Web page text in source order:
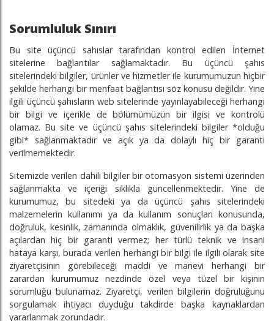
Sorumluluk Sınırı
Bu site üçüncü sahıslar tarafından kontrol edilen İnternet
sitelerine bağlantılar sağlamaktadır. Bu üçüncü şahıs
sitelerindeki bilgiler, ürünler ve hizmetler ile kurumumuzun hiçbir
şekilde herhangi bir menfaat bağlantısı söz konusu değildir. Yine
ilgili üçüncü şahısların web sitelerinde yayınlayabileceği herhangi
bir bilgi ve içerikle de bölümümüzün bir ilgisi ve kontrolü
olamaz. Bu site ve üçüncü şahıs sitelerindeki bilgiler *olduğu
gibi* sağlanmaktadır ve açık ya da dolaylı hiç bir garanti
verilmemektedir.
Sitemizde verilen dahili bilgiler bir otomasyon sistemi üzerinden
sağlanmakta ve içeriği sıklıkla güncellenmektedir. Yine de
kurumumuz, bu sitedeki ya da üçüncü şahıs sitelerindeki
malzemelerin kullanımı ya da kullanım sonuçları konusunda,
doğruluk, kesinlik, zamanında olmaklık, güvenilirlik ya da başka
açılardan hiç bir garanti vermez; her türlü teknik ve insani
hataya karşı, burada verilen herhangi bir bilgi ile ilgili olarak site
ziyaretçisinin görebileceği maddi ve manevi herhangi bir
zarardan kurumumuz nezdinde özel veya tüzel bir kişinin
sorumluğu bulunamaz. Ziyaretçi, verilen bilgilerin doğruluğunu
sorgulamak ihtiyacı duyduğu takdirde başka kaynaklardan
yararlanmak zorundadır.